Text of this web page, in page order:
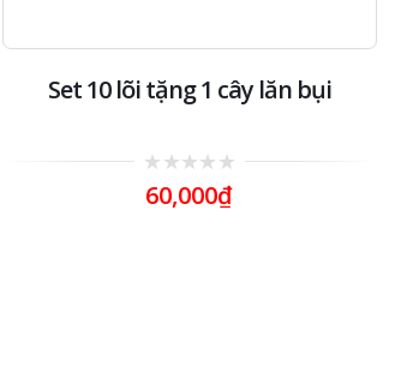
Set 10 lõi tặng 1 cây lăn bụi
out
60,000₫